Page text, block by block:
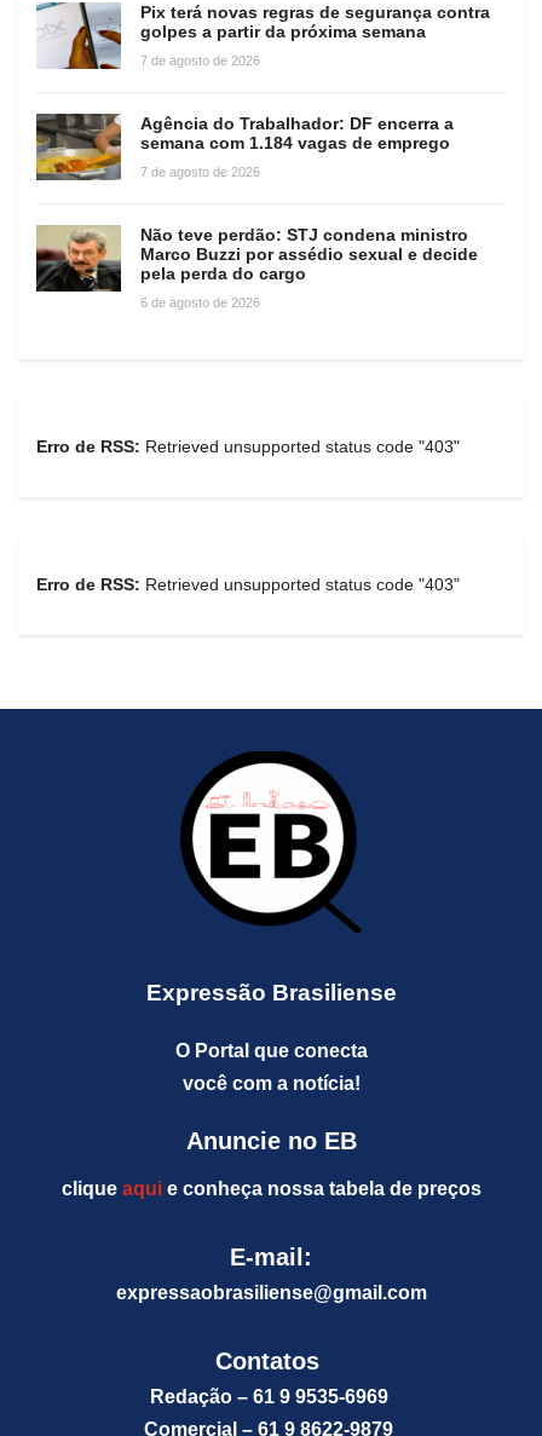
Pix terá novas regras de segurança contra
golpes a partir da próxima semana
7 de agosto de 2026
Agência do Trabalhador: DF encerra a
semana com 1.184 vagas de emprego
7 de agosto de 2026
Não teve perdão: STJ condena ministro
Marco Buzzi por assédio sexual e decide
pela perda do cargo
6 de agosto de 2026
Erro de RSS: Retrieved unsupported status code "403"
Erro de RSS: Retrieved unsupported status code "403"
Expressão Brasiliense
O Portal que conecta
você com a notícia!
Anuncie no EB
clique aquie conheça nossa tabela de preços
E-mail:
expressaobrasiliense@gmail.com
Contatos
Redação – 61 9 9535-6969
Comercial – 61 9 8622-9879